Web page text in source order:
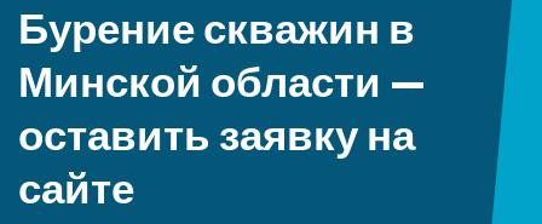
Бурение скважин в
Минской области —
оставить заявку на
сайте